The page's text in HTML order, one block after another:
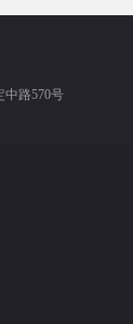
中路570号